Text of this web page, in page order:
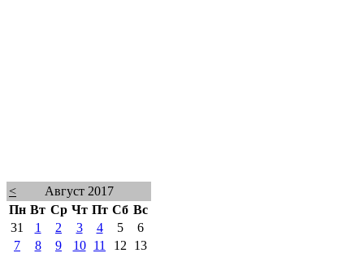
<
Август 2017
Пн Вт Ср Чт Пт Сб Вс
31
1 2 3 4 5
6
7
8 9 10 11 12
13